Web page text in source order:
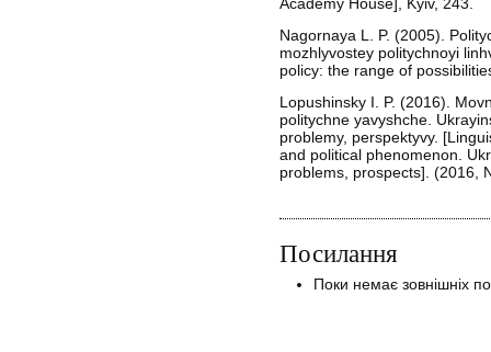
Academy House], Kyiv, 243.
Nagornaya L. P. (2005).
mozhlyvostey politychnoyi
policy: the range of
Lopushinsky I. P. (2016).
politychne yavyshche.
problemy, perspektyvy.
and political phenomenon.
problems, prospects]. (2016,
Посилання
Поки немає зовнішніх